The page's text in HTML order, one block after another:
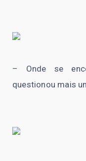
– Onde se
questionou mais